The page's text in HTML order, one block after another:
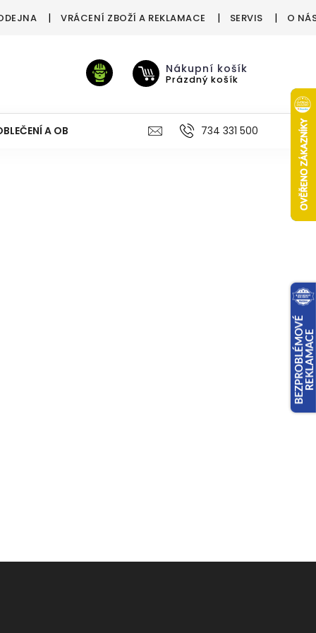
VRÁCENÍ ZBOŽÍ A REKLAMACE SERVIS O
Nákupní košík
Prázdný košík
A OBUV VÝŽIVA VÝPRODEJ %
734 331 500